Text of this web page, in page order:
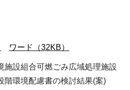
ワード（32KB）
設組合可燃ごみ広域処理施設
階環境配慮書の検討結果(案)